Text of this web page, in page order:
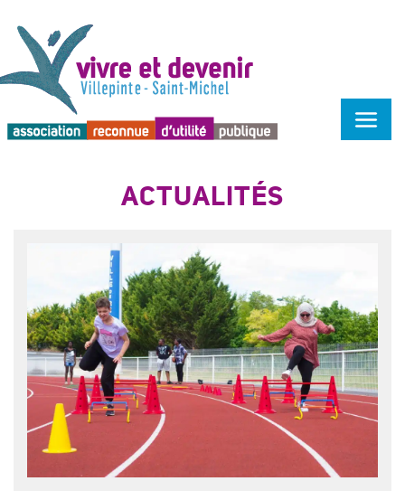
ACTUALITÉS